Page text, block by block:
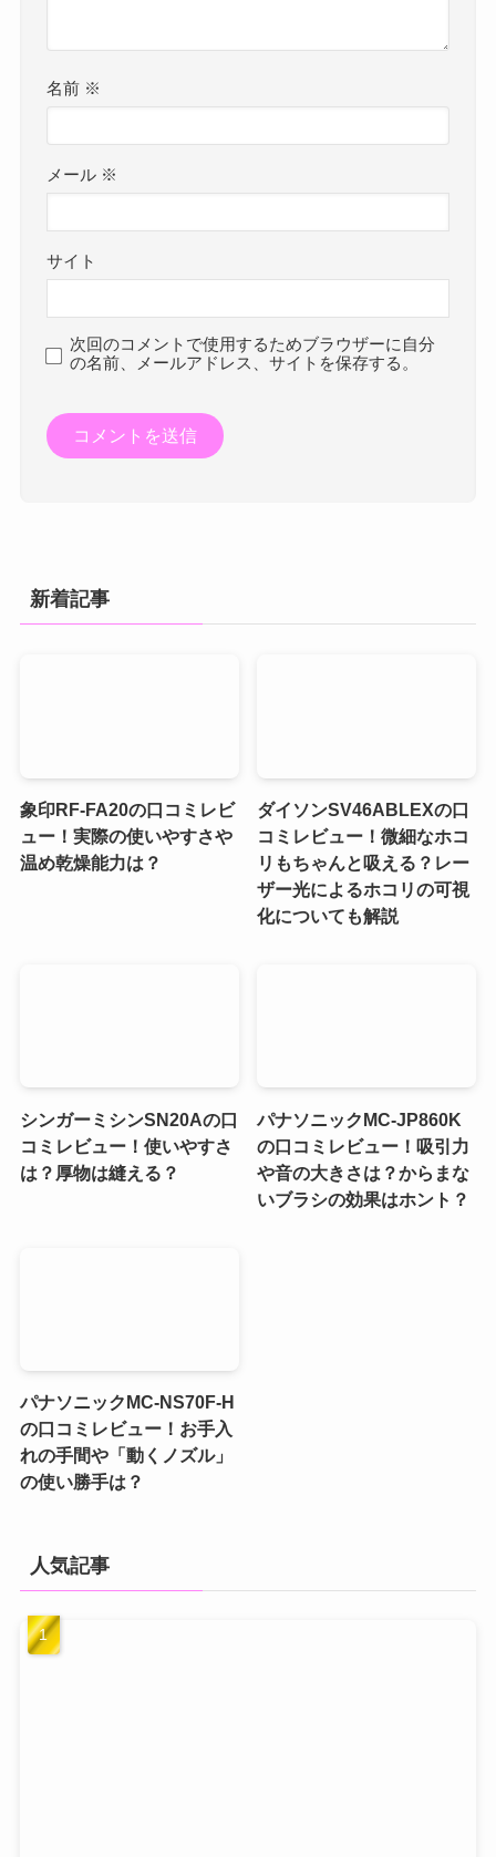
名前 ※
メール ※
サイト
次回のコメントで使用するためブラウザーに自分
の名前、メールアドレス、サイトを保存する。
新着記事
象印RF-FA20の口コミレビ
ュー！実際の使いやすさや
温め乾燥能力は？
ダイソンSV46ABLEXの口
コミレビュー！微細なホコ
リもちゃんと吸える？レー
ザー光によるホコリの可視
化についても解説
シンガーミシンSN20Aの口
コミレビュー！使いやすさ
は？厚物は縫える？
パナソニックMC-JP860K
の口コミレビュー！吸引力
や音の大きさは？からまな
いブラシの効果はホント？
パナソニックMC-NS70F-H
の口コミレビュー！お手入
れの手間や「動くノズル」
の使い勝手は？
人気記事